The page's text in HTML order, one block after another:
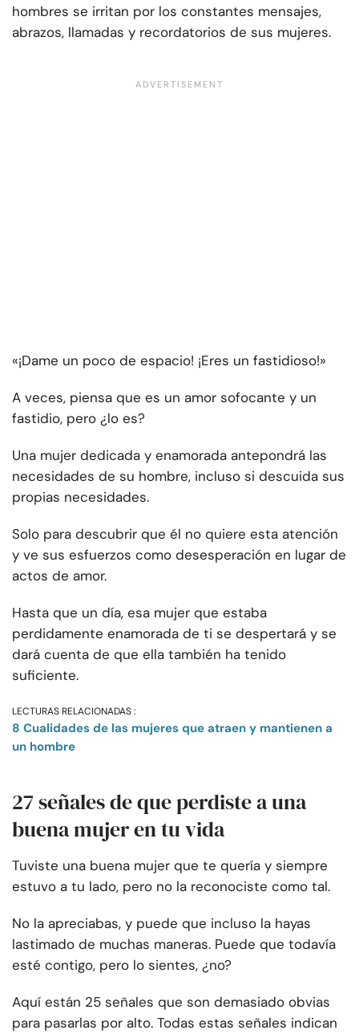
hombres se irritan por los constantes mensajes,
abrazos, llamadas y recordatorios de sus mujeres.
«¡Dame un poco de espacio! ¡Eres un fastidioso!»
A veces, piensa que es un amor sofocante y un
fastidio, pero ¿lo es?
Una mujer dedicada y enamorada antepondrá las
necesidades de su hombre, incluso si descuida sus
propias necesidades.
Solo para descubrir que él no quiere esta atención
y ve sus esfuerzos como desesperación en lugar de
actos de amor.
Hasta que un día, esa mujer que estaba
perdidamente enamorada de ti se despertará y se
dará cuenta de que ella también ha tenido
suficiente.
LECTURAS RELACIONADAS :
8 Cualidades de las mujeres que atraen y mantienen a
un hombre
27 señales de que perdiste a una
buena mujer en tu vida
Tuviste una buena mujer que te quería y siempre
estuvo a tu lado, pero no la reconociste como tal.
No la apreciabas, y puede que incluso la hayas
lastimado de muchas maneras. Puede que todavía
esté contigo, pero lo sientes, ¿no?
Aquí están 25 señales que son demasiado obvias
para pasarlas por alto. Todas estas señales indican